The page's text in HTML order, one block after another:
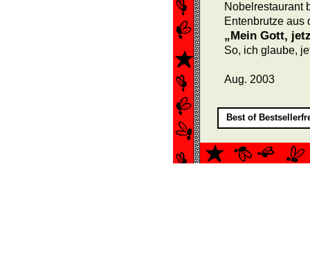
Nobelrestaurant
Entenbrutze aus
„Mein Gott,
So, ich glaube,
Aug. 2003
Best of